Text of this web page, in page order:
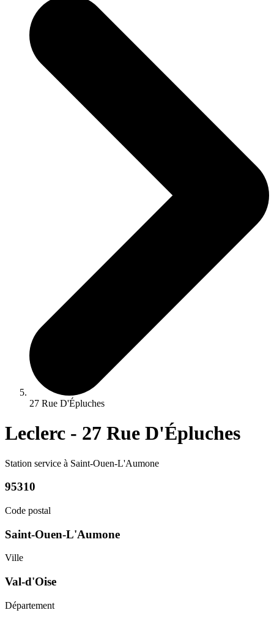
27 Rue D'Épluches
Leclerc - 27 Rue D'Épluches
Station service à Saint-Ouen-L'Aumone
95310
Code postal
Saint-Ouen-L'Aumone
Ville
Val-d'Oise
Département